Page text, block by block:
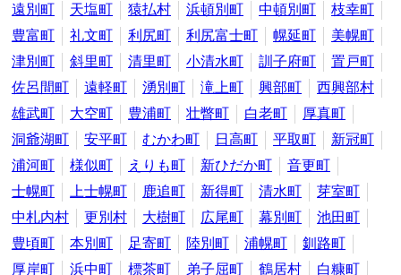
遠別町
天塩町 猿払村 浜頓別町 中頓別町
枝幸町
豊富町
礼文町 利尻町 利尻富士町 幌延町
美幌町
津別町
斜里町 清里町 小清水町 訓子府町
置戸町
佐呂間町
遠軽町 湧別町 滝上町 興部町
西興部村
雄武町
大空町 豊浦町 壮瞥町 白老町
厚真町
洞爺湖町
安平町 むかわ町 日高町 平取町
新冠町
浦河町
様似町 えりも町 新ひだか町
音更町
士幌町
上士幌町 鹿追町 新得町 清水町
芽室町
中札内村
更別村 大樹町 広尾町 幕別町
池田町
豊頃町
本別町 足寄町 陸別町 浦幌町
釧路町
厚岸町
浜中町 標茶町 弟子屈町 鶴居村
白糠町